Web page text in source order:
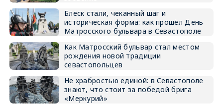
Блеск стали, чеканный шаг и
историческая форма: как прошёл День
Матросского бульвара в Севастополе
Как Матросский бульвар стал местом
рождения новой традиции
севастопольцев
Не храбростью единой: в Севастополе
знают, что стоит за победой брига
«Меркурий»